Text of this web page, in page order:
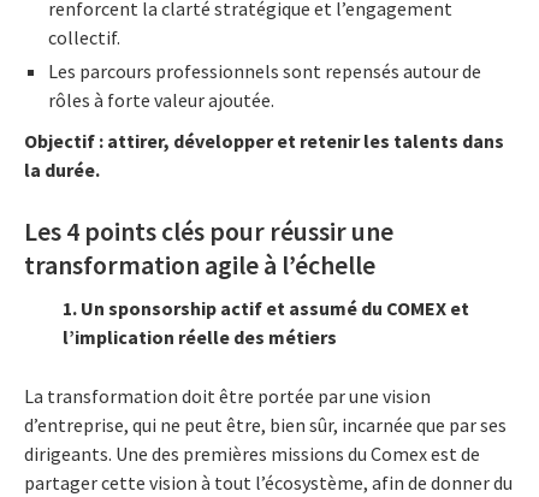
renforcent la clarté stratégique et l’engagement
collectif.
Les parcours professionnels sont repensés autour de
rôles à forte valeur ajoutée.
Objectif : attirer, développer et retenir les talents dans
la durée.
Les 4 points clés pour réussir une
transformation agile à l’échelle
1. Un sponsorship actif et assumé du COMEX et
l’implication réelle des métiers
La transformation doit être portée par une vision
d’entreprise, qui ne peut être, bien sûr, incarnée que par ses
dirigeants. Une des premières missions du Comex est de
partager cette vision à tout l’écosystème, afin de donner du